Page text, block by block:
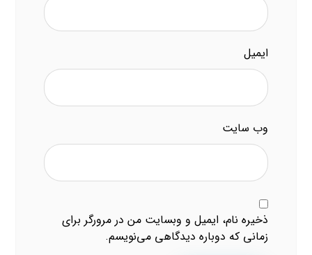
ایمیل
وب‌ سایت
ذخیره نام، ایمیل و وبسایت من در مرورگر برای
زمانی که دوباره دیدگاهی می‌نویسم.